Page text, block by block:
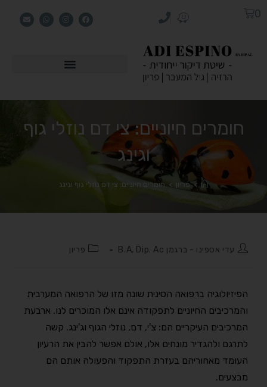
0
חומרים חיוניים: צי דם נוזלי גוף
וגינג
> פריון > חומרים חיוניים: צי דם נוזלי גוף וגינג
עדי אספינו - ברגמן B.A, Dip. Ac פריון
הפיזיולוגיה ברפואה הסינית שונה מזו של הרפואה המערבית
והמרכיבים החיוניים לתפקודה אינם אלו המוכרים לנו. ארבעת
המרכיבים העיקריים הם: צ'י, דם, נוזלי הגוף וג'ינג. קשה
לתרגם ולהגדיר מונחים אלו, אולם אפשר להבין את הרעיון
העומד מאחוריהם בעזרת התפקוד והפעולה אותם הם
מבצעים.